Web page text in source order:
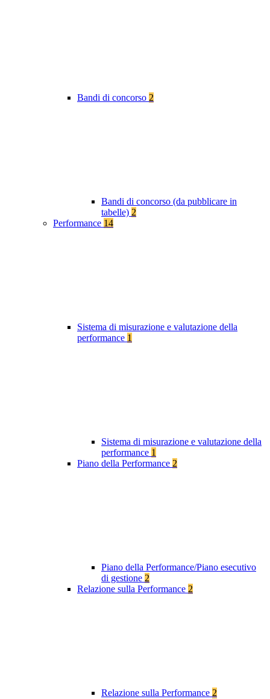
Bandi di concorso 2
Bandi di concorso (da pubblicare in
tabelle) 2
Performance 14
Sistema di misurazione e valutazione della
performance 1
Sistema di misurazione e valutazione della
performance 1
Piano della Performance 2
Piano della Performance/Piano esecutivo
di gestione 2
Relazione sulla Performance 2
Relazione sulla Performance 2